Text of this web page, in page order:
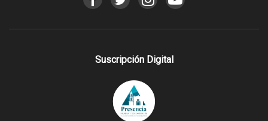
Suscripción Digital